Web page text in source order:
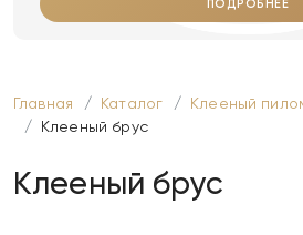
ПОДРОБНЕЕ
Главная Каталог
Клееный
Клееный брус
Клееный брус